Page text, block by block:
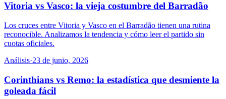
Vitoria vs Vasco: la vieja costumbre del Barradão
Los cruces entre Vitoria y Vasco en el Barradão tienen una rutina
reconocible. Analizamos la tendencia y cómo leer el partido sin
cuotas oficiales.
Análisis·23 de junio, 2026
Corinthians vs Remo: la estadística que desmiente la
goleada fácil